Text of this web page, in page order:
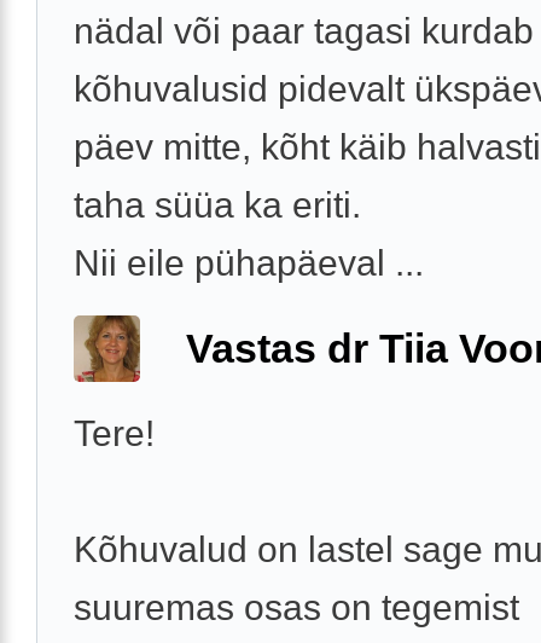
nädal või paar tagasi kurdab
kõhuvalusid pidevalt
päev mitte, kõht käib
taha süüa ka eriti.
Nii eile pühapäeval ...
Vastas dr Tiia
Tere!
Kõhuvalud on lastel sage
suuremas osas on tegemist